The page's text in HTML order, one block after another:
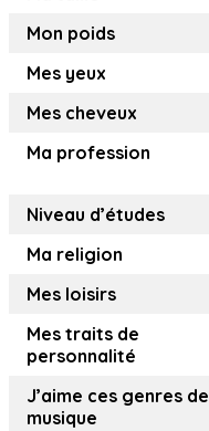
Mon poids
Mes yeux
Mes cheveux
Ma profession
Niveau d’études
Ma religion
Mes loisirs
Mes traits de
personnalité
J’aime ces genres de
musique